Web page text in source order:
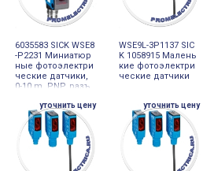
6035583 SICK WSE8
-P2231 Миниатюр
ные фотоэлектри
ческие датчики,
0-10 m, PNP, разъ
WSE9L-3P1137 SIC
K 1058915 Малень
кие фотоэлектри
ческие датчики
уточнить цену уточнить цену